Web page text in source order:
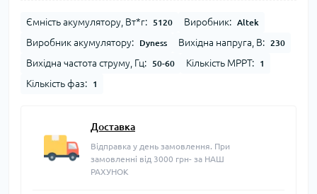
Ємність акумулятору, Вт*г: 5120 Виробник: Altek
Виробник акумулятору: Dyness Вихідна напруга, В: 230
Вихідна частота струму, Гц: 50-60 Кількість MPPT: 1
Кількість фаз: 1
Доставка
Відправка у день замовлення. При
замовленні від 3000 грн- за НАШ
РАХУНОК